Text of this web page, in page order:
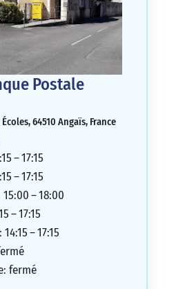
Postale
64510 Angaïs, France
– 17:15
– 17:15
– 18:00
– 17:15
– 17:15
fermé